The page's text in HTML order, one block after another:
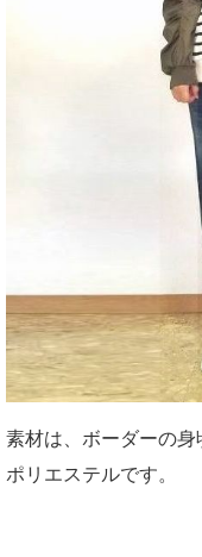
素材は、ボーダーの
ポリエステルです。